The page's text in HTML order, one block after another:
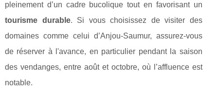
pleinement d’un cadre bucolique tout en favorisant un
tourisme durable. Si vous choisissez de visiter des
domaines comme celui d’Anjou-Saumur, assurez-vous
de réserver à l'avance, en particulier pendant la saison
des vendanges, entre août et octobre, où l’affluence est
notable.